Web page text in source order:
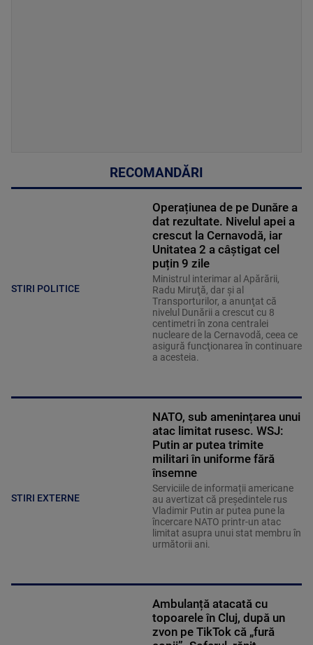
RECOMANDĂRI
STIRI POLITICE
Operațiunea de pe Dunăre a
dat rezultate. Nivelul apei a
crescut la Cernavodă, iar
Unitatea 2 a câștigat cel
puțin 9 zile
Ministrul interimar al Apărării,
Radu Miruţă, dar şi al
Transporturilor, a anunţat că
nivelul Dunării a crescut cu 8
centimetri în zona centralei
nucleare de la Cernavodă, ceea ce
asigură funcţionarea în continuare
a acesteia.
STIRI EXTERNE
NATO, sub amenințarea unui
atac limitat rusesc. WSJ:
Putin ar putea trimite
militari în uniforme fără
însemne
Serviciile de informații americane
au avertizat că președintele rus
Vladimir Putin ar putea pune la
încercare NATO printr-un atac
limitat asupra unui stat membru în
următorii ani.
Ambulanță atacată cu
topoarele în Cluj, după un
zvon pe TikTok că „fură